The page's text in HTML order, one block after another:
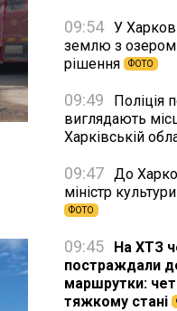
09:54 У
землю з озером
рішення
ФОТО
09:49
Поліція
виглядають
Харківській
09:47 До
міністр
ФОТО
09:45
На ХТЗ
постраждали
маршрутки:
тяжкому стані